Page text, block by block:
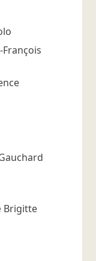
François
Brigitte